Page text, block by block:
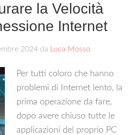
la Velocità
Internet
2024 da Luca Mosso
Per tutti coloro che hanno
problemi di Internet lento, la
prima operazione da fare,
dopo avere chiuso tutte le
applicazioni del proprio PC